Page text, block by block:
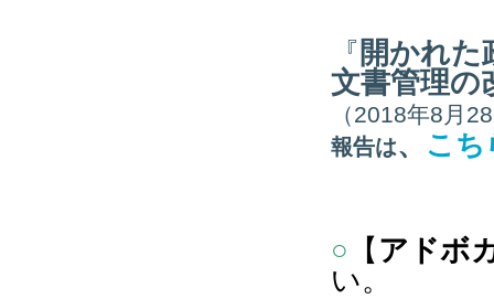
『 開かれ
文書管理の
（2018年8月
報告は、 こち
○ 【 アドボ
い。